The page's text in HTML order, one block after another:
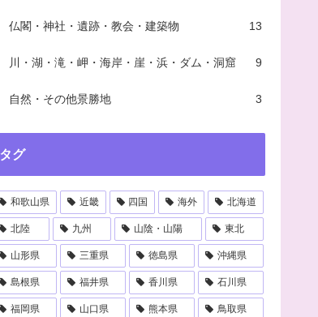
仏閣・神社・遺跡・教会・建築物 13
川・湖・滝・岬・海岸・崖・浜・ダム・洞窟 9
自然・その他景勝地 3
タグ
和歌山県 近畿 四国 海外 北海道
北陸 九州 山陰・山陽 東北
山形県 三重県 徳島県 沖縄県
島根県 福井県 香川県 石川県
福岡県 山口県 熊本県 鳥取県